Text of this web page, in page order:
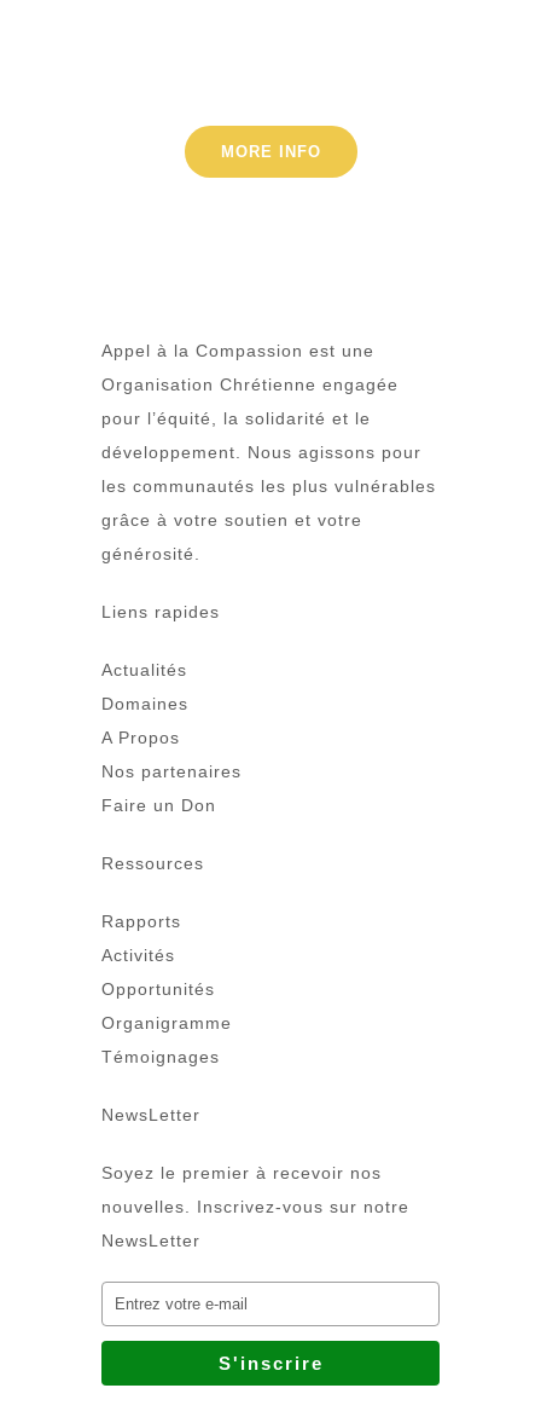
MORE INFO
Appel à la Compassion est une
Organisation Chrétienne engagée
pour l’équité, la solidarité et le
développement. Nous agissons pour
les communautés les plus vulnérables
grâce à votre soutien et votre
générosité.
Liens rapides
Actualités
Domaines
A Propos
Nos partenaires
Faire un Don
Ressources
Rapports
Activités
Opportunités
Organigramme
Témoignages
NewsLetter
Soyez le premier à recevoir nos
nouvelles. Inscrivez-vous sur notre
NewsLetter